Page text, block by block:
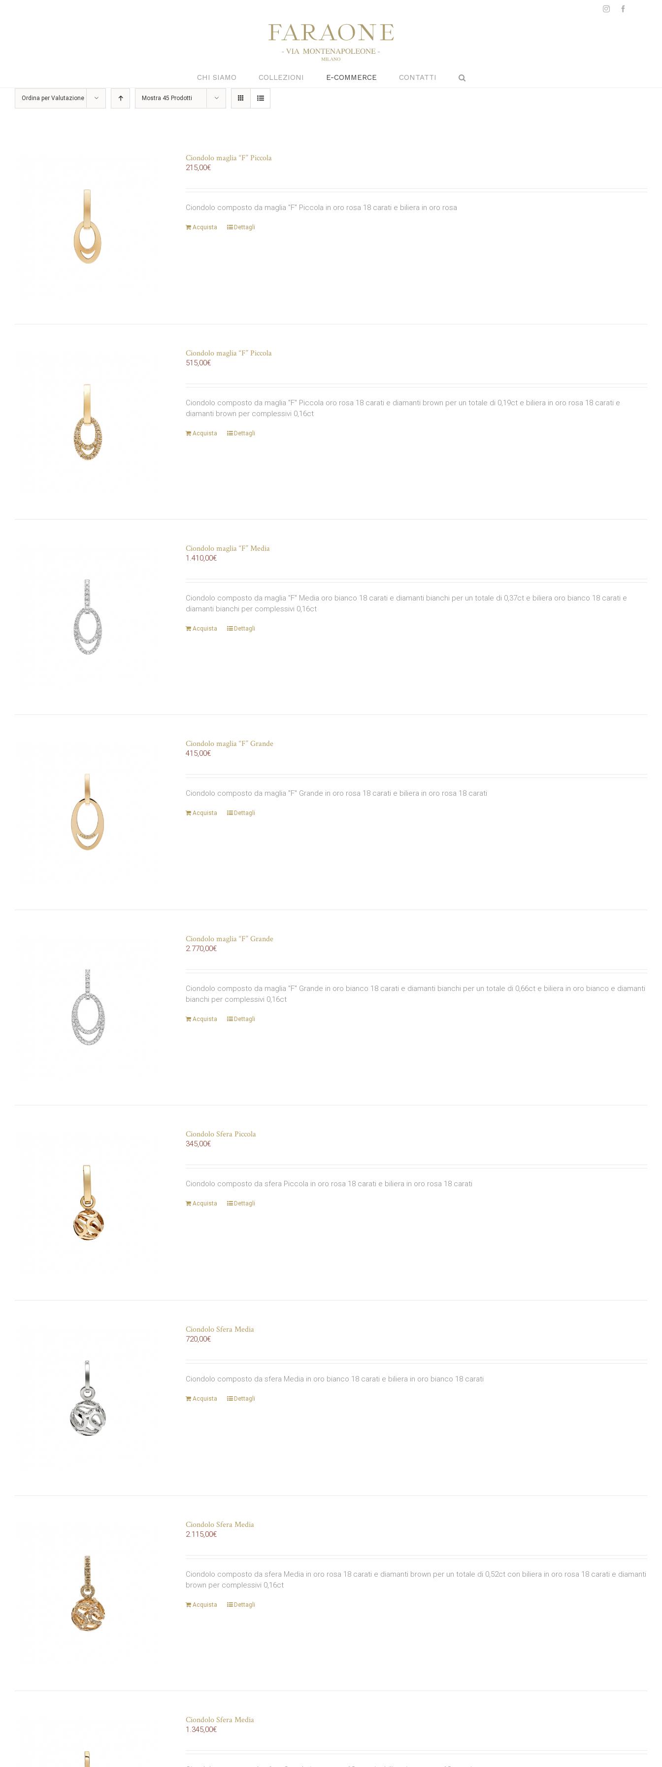
Instagram
CHI SIAMO COLLEZIONI E-COMMERCE CONTATTI
Ordina per Valutazione Mostra 45 Prodotti
Ciondolo maglia “F” Piccola
215,00€
Ciondolo composto da maglia "F" Piccola in oro rosa 18 carati e biliera in oro rosa
Acquista Dettagli
Ciondolo maglia “F” Piccola
515,00€
Ciondolo composto da maglia "F" Piccola oro rosa 18 carati e diamanti brown per un totale di 0,19ct e biliera in oro rosa 18 carati e
diamanti brown per complessivi 0,16ct
Acquista Dettagli
Ciondolo maglia “F” Media
1.410,00€
Ciondolo composto da maglia "F" Media oro bianco 18 carati e diamanti bianchi per un totale di 0,37ct e biliera oro bianco 18 carati e
diamanti bianchi per complessivi 0,16ct
Acquista Dettagli
Ciondolo maglia “F” Grande
415,00€
Ciondolo composto da maglia "F" Grande in oro rosa 18 carati e biliera in oro rosa 18 carati
Acquista Dettagli
Ciondolo maglia “F” Grande
2.770,00€
Ciondolo composto da maglia "F" Grande in oro bianco 18 carati e diamanti bianchi per un totale di 0,66ct e biliera in oro bianco e diamanti
bianchi per complessivi 0,16ct
Acquista Dettagli
Ciondolo Sfera Piccola
345,00€
Ciondolo composto da sfera Piccola in oro rosa 18 carati e biliera in oro rosa 18 carati
Acquista Dettagli
Ciondolo Sfera Media
720,00€
Ciondolo composto da sfera Media in oro bianco 18 carati e biliera in oro bianco 18 carati
Acquista Dettagli
Ciondolo Sfera Media
2.115,00€
Ciondolo composto da sfera Media in oro rosa 18 carati e diamanti brown per un totale di 0,52ct con biliera in oro rosa 18 carati e diamanti
brown per complessivi 0,16ct
Acquista Dettagli
Ciondolo Sfera Media
1.345,00€